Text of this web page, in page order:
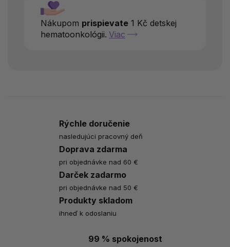
Nákupom prispievate 1 Kč detskej
hematoonkológii. Viac
Rýchle doručenie
nasledujúci pracovný deň
Doprava zdarma
pri objednávke nad 60 €
Darček zadarmo
pri objednávke nad 50 €
Produkty skladom
ihneď k odoslaniu
99 % spokojenost